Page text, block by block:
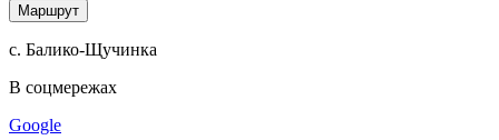
Маршрут
с. Балико-Щучинка
В соцмережах
Google